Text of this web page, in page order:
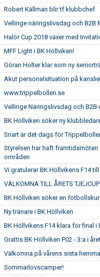
Robert Källman blir tf klubbchef
Vellinge näringslivsdag och B2B
Halör Cup 2018 växer med
MFF Light i BK Höllviken!
Göran Holter klar som ny
Akut personalsituation på
www.trippelbollen.se
Vellinge Näringslivsdag och
BK Höllviken söker ny
Snart är det dags för
Styrelsen har haft
områden
Vi gratulerar BK Höllvikens F14
VÄLKOMNA TILL ÅRETS
BK Höllviken söker en
Ny tränare i BK Höllviken
BK Höllvikens F14 klara för final i
Grattis BK Höllviken P02 - 3:a i
Välkomna på vårens sista
Sommarlovscamper!